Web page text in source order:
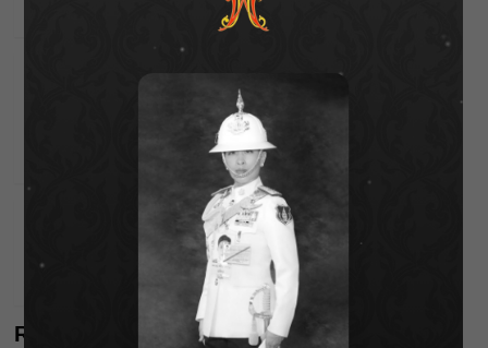
“เป็กกี้ ศรีธัญญา” ไม่เข็ดกับความรัก !! แม้จะมีรักครั้ง
ใหม่ที่สดใสกว่าเดิม แต่ยอมรับว่าเธอไม่คิดจะแต่งงาน
วิวาห์ล่ม “กระติ๊บ ชวัลกร” ประกาศยุติความสัมพันธ์
“ปั่น” ปิดฉากรักเกือบ 15 ปี
Recent Posts